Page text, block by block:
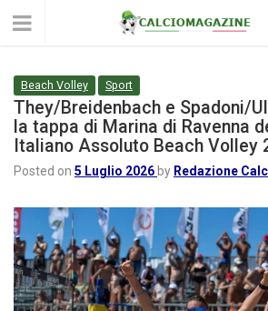
Beach Volley Sport
They/Breidenbach e Spadoni/
la tappa di Marina di Ravenna
Italiano Assoluto Beach Volley
Posted on 5 Luglio 2026 by Redazione